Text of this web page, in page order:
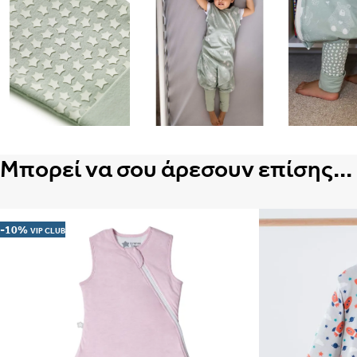
Μπορεί να σου άρεσουν επίσης...
-10% VIP CLUB